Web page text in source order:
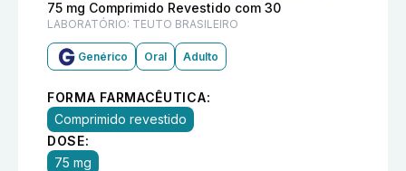
75 mg Comprimido Revestido com 30
LABORATÓRIO: TEUTO BRASILEIRO
Genérico Oral Adulto
FORMA FARMACÊUTICA:
Comprimido revestido
DOSE:
75 mg